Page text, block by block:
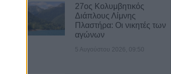
27ος Κολυμβητικός
Διάπλους Λίμνης
Πλαστήρα: Οι νικητές των
αγώνων
5 Αυγούστου 2026, 09:50